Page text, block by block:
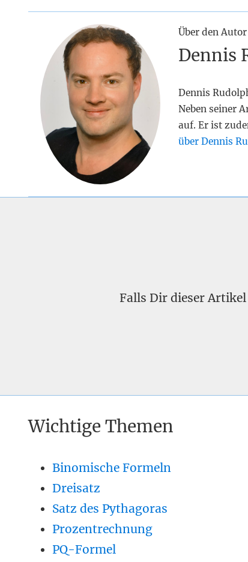
Über den Autor
Dennis
Dennis
Neben seiner
auf. Er ist
über Dennis
Falls Dir dieser
Wichtige Themen
Binomische Formeln
Dreisatz
Satz des Pythagoras
Prozentrechnung
PQ-Formel